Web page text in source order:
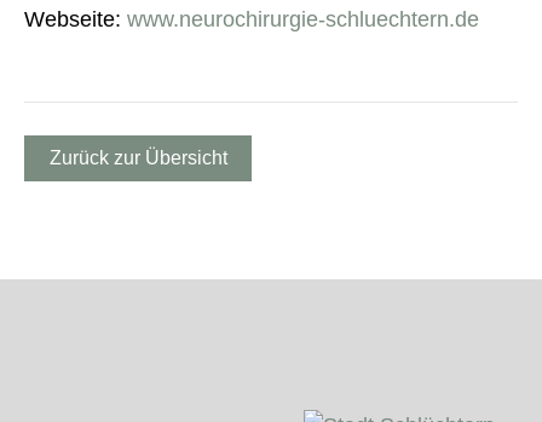
Webseite: www.neurochirurgie-schluechtern.de
Zurück zur Übersicht